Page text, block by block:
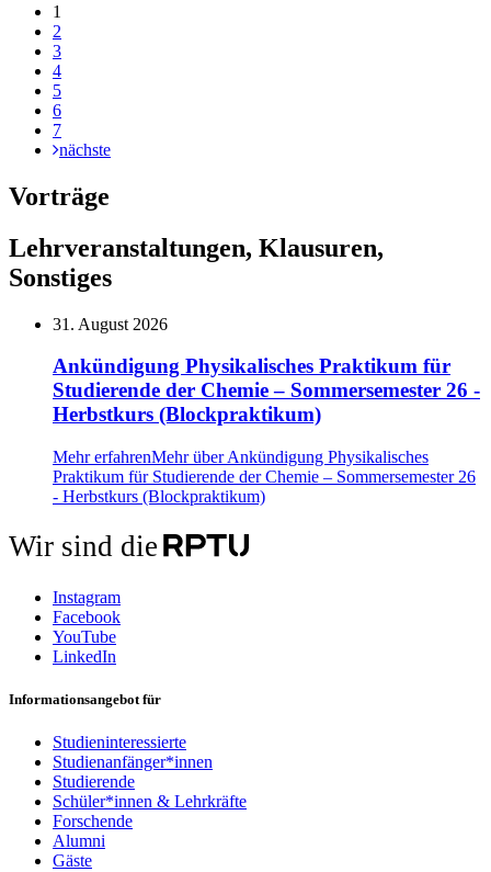
1
2
3
4
5
6
7
nächste
Vorträge
Lehrveranstaltungen, Klausuren,
Sonstiges
31. August 2026
Ankündigung Physikalisches Praktikum für
Studierende der Chemie – Sommersemester 26 -
Herbstkurs (Blockpraktikum)
Mehr erfahrenMehr über Ankündigung Physikalisches
Praktikum für Studierende der Chemie – Sommersemester 26
- Herbstkurs (Blockpraktikum)
Wir sind die
Instagram
Facebook
YouTube
LinkedIn
Informationsangebot für
Studieninteressierte
Studienanfänger*innen
Studierende
Schüler*innen & Lehrkräfte
Forschende
Alumni
Gäste